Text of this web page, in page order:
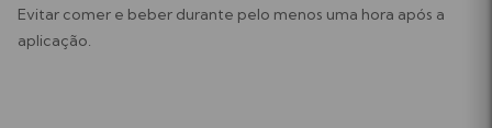
Evitar comer e beber durante pelo menos uma hora após a
aplicação.